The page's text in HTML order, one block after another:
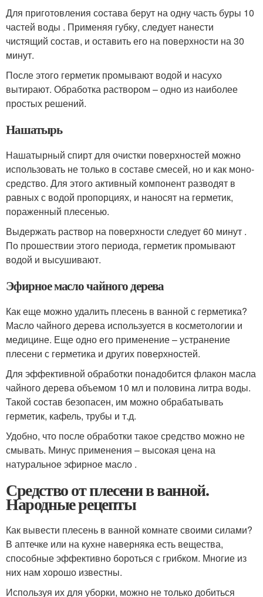
Для приготовления состава берут на одну часть буры 10
частей воды . Применяя губку, следует нанести
чистящий состав, и оставить его на поверхности на 30
минут.
После этого герметик промывают водой и насухо
вытирают. Обработка раствором – одно из наиболее
простых решений.
Нашатырь
Нашатырный спирт для очистки поверхностей можно
использовать не только в составе смесей, но и как моно-
средство. Для этого активный компонент разводят в
равных с водой пропорциях, и наносят на герметик,
пораженный плесенью.
Выдержать раствор на поверхности следует 60 минут .
По прошествии этого периода, герметик промывают
водой и высушивают.
Эфирное масло чайного дерева
Как еще можно удалить плесень в ванной с герметика?
Масло чайного дерева используется в косметологии и
медицине. Еще одно его применение – устранение
плесени с герметика и других поверхностей.
Для эффективной обработки понадобится флакон масла
чайного дерева объемом 10 мл и половина литра воды.
Такой состав безопасен, им можно обрабатывать
герметик, кафель, трубы и т.д.
Удобно, что после обработки такое средство можно не
смывать. Минус применения – высокая цена на
натуральное эфирное масло .
Средство от плесени в ванной.
Народные рецепты
Как вывести плесень в ванной комнате своими силами?
В аптечке или на кухне наверняка есть вещества,
способные эффективно бороться с грибком. Многие из
них нам хорошо известны.
Используя их для уборки, можно не только добиться